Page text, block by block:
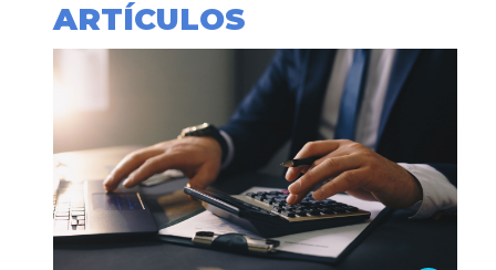
ARTÍCULOS